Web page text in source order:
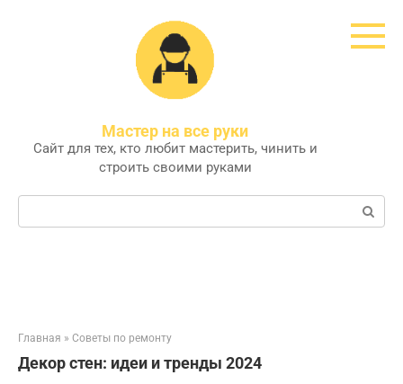
Мастер на все руки
Сайт для тех, кто любит мастерить, чинить и
строить своими руками
Поиск:
Главная » Советы по ремонту
Декор стен: идеи и тренды 2024